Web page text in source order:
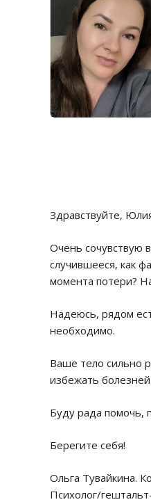
Здравствуйте,
Очень сочувствую
случившееся, как
момента потери?
Надеюсь, рядом
необходимо.
Ваше тело сильно
избежать болезней
Буду рада помочь,
Берегите себя!
Ольга Тувайкина.
Психолог/